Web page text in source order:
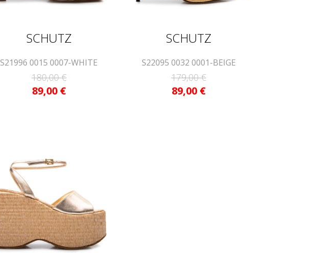
SCHUTZ
S21996 0015 0007-WHITE
180,00 €
89,00 €
SCHUTZ
S22095 0032 0001-BEIGE
179,00 €
89,00 €